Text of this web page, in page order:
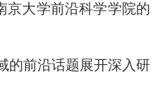
京大学前沿科学学院的
的前沿话题展开深入研